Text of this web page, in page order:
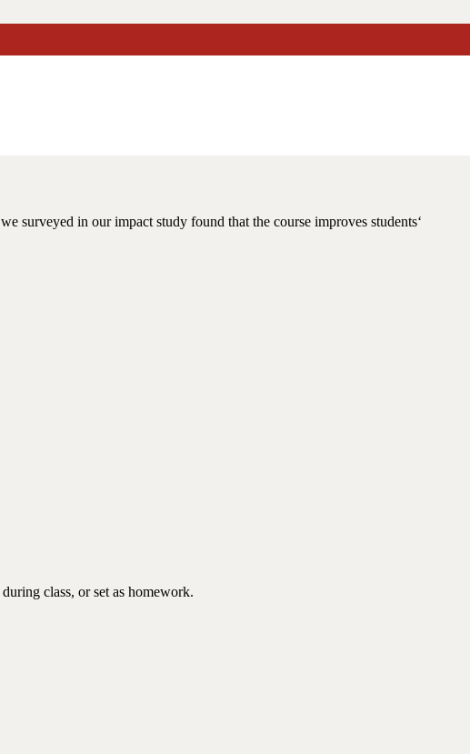
– Workbook
surveyed in our impact study found that the course improves students‘
class, or set as homework.